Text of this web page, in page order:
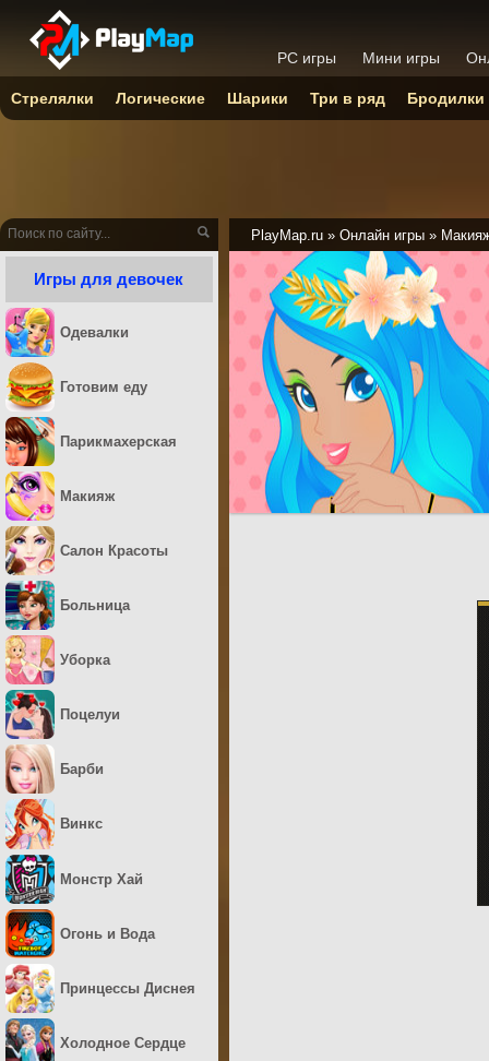
PlayMap.ru » Онлайн игры »
Игры для девочек
Одевалки
Готовим еду
Парикмахерская
Макияж
Салон Красоты
Больница
Уборка
Поцелуи
Барби
Винкс
Монстр Хай
Огонь и Вода
Принцессы Диснея
Холодное Сердце
PC игры Мини игры
Стрелялки Логические Шарики Три в ряд Бродилки